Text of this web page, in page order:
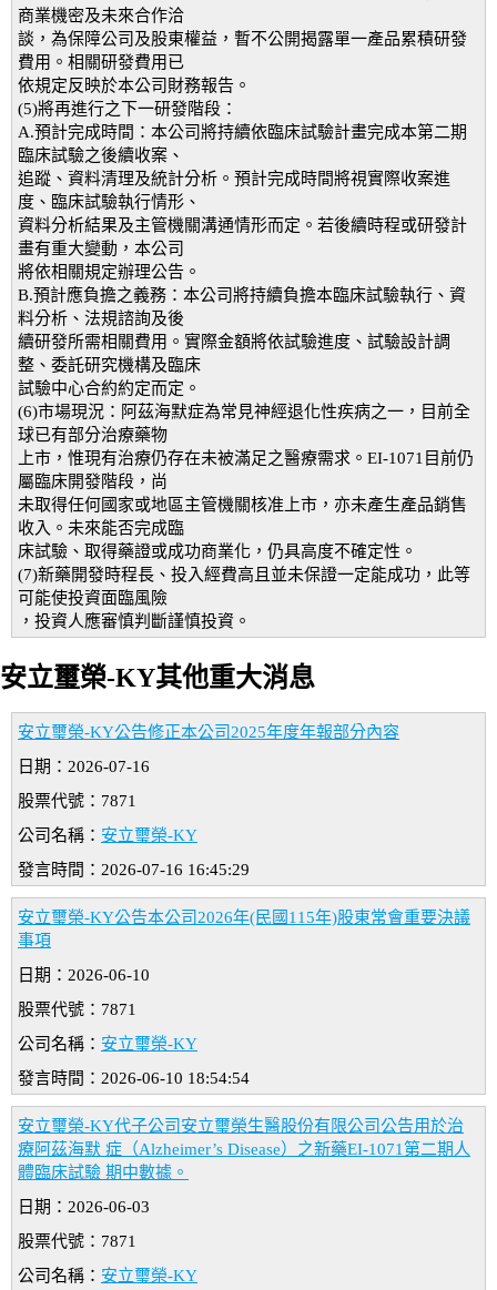
商業機密及未來合作洽
談，為保障公司及股東權益，暫不公開揭露單一產品累積研發
費用。相關研發費用已
依規定反映於本公司財務報告。
(5)將再進行之下一研發階段：
A.預計完成時間：本公司將持續依臨床試驗計畫完成本第二期
臨床試驗之後續收案、
追蹤、資料清理及統計分析。預計完成時間將視實際收案進
度、臨床試驗執行情形、
資料分析結果及主管機關溝通情形而定。若後續時程或研發計
畫有重大變動，本公司
將依相關規定辦理公告。
B.預計應負擔之義務：本公司將持續負擔本臨床試驗執行、資
料分析、法規諮詢及後
續研發所需相關費用。實際金額將依試驗進度、試驗設計調
整、委託研究機構及臨床
試驗中心合約約定而定。
(6)市場現況：阿茲海默症為常見神經退化性疾病之一，目前全
球已有部分治療藥物
上市，惟現有治療仍存在未被滿足之醫療需求。EI-1071目前仍
屬臨床開發階段，尚
未取得任何國家或地區主管機關核准上市，亦未產生產品銷售
收入。未來能否完成臨
床試驗、取得藥證或成功商業化，仍具高度不確定性。
(7)新藥開發時程長、投入經費高且並未保證一定能成功，此等
可能使投資面臨風險
，投資人應審慎判斷謹慎投資。
安立璽榮-KY其他重大消息
安立璽榮-KY公告修正本公司2025年度年報部分內容
日期：2026-07-16
股票代號：7871
公司名稱： 安立璽榮-KY
發言時間：2026-07-16 16:45:29
安立璽榮-KY公告本公司2026年(民國115年)股東常會重要決議
事項
日期：2026-06-10
股票代號：7871
公司名稱： 安立璽榮-KY
發言時間：2026-06-10 18:54:54
安立璽榮-KY代子公司安立璽榮生醫股份有限公司公告用於治
療阿茲海默 症（Alzheimer’s Disease）之新藥EI-1071第二期人
體臨床試驗 期中數據。
日期：2026-06-03
股票代號：7871
公司名稱： 安立璽榮-KY